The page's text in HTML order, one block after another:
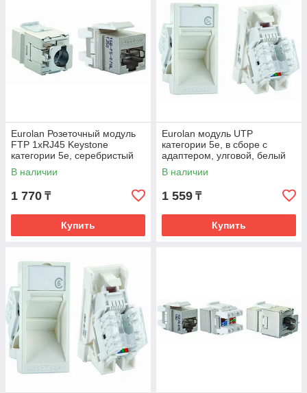
Eurolan Розеточный модуль
FTP 1xRJ45 Keystone
категории 5е, серебристый
В наличии
1 770 ₸
Купить
Eurolan модуль UTP
категории 5е, в сборе с
адаптером, улговой, белый
В наличии
1 559 ₸
Купить